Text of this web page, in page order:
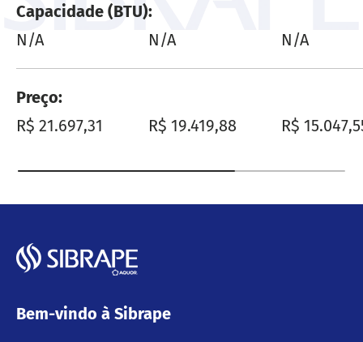
Capacidade (BTU)
N/A
N/A N/A
Preço
Preço normal
R$ 21.697,31 Preço normal
R$ 19.419,88 Preço
R$
Bem-vindo à Sibrape